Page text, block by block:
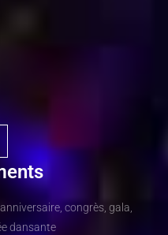
congrès, gala,
dansante